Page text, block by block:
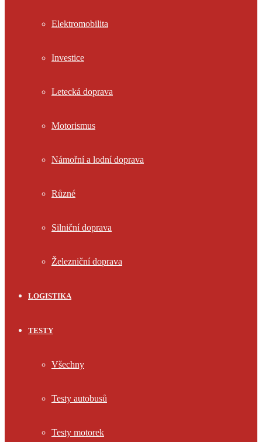
Elektromobilita
Investice
Letecká doprava
Motorismus
Námořní a lodní doprava
Různé
Silniční doprava
Železniční doprava
LOGISTIKA
TESTY
Všechny
Testy autobusů
Testy motorek